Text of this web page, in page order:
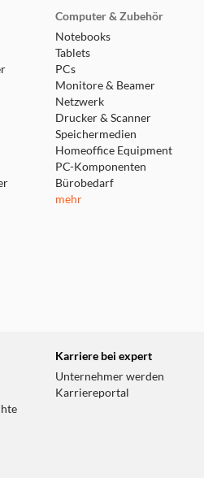
Steuertasten auf dem
ein neues Leben
Verpackung lässt sich zu einem
können.
Computer & Zubehör
Notebooks
Tablets
PCs
Monitore & Beamer
Netzwerk
Drucker & Scanner
Speichermedien
Homeoffice Equipment
PC-Komponenten
Bürobedarf
mehr
Karriere bei expert
Unternehmer werden
Karriereportal